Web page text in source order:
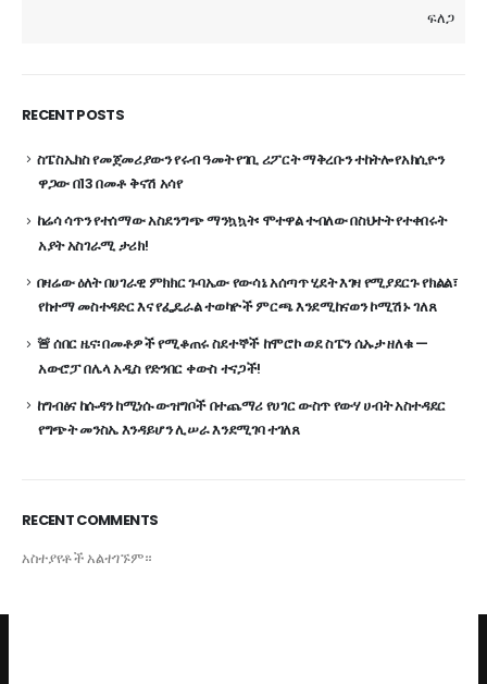
ፍለጋ
RECENT POSTS
ስፔስኤክስ የመጀመሪያውን የሩብ ዓመት የገቢ ሪፖርት ማቅረቡን ተከትሎ የአክሲዮን
ዋጋው በ13 በመቶ ቅናሽ አሳየ
ከሬሳ ሳጥን የተሰማው አስደንግጭ ማንኳኳት፡ ሞተዋል ተብለው በስህተት የተቀበሩት
አያት አስገራሚ ታሪክ!
በዛሬው ዕለት በሀገራዊ ምክክር ጉባኤው የውሳኔ አሰጣጥ ሂደት እገዛ የሚያደርጉ የክልል፣
የከተማ መስተዳድር እና የፌዴራል ተወካዮች ምርጫ እንደሚከናወን ኮሚሽኑ ገለጸ
🚨 ሰበር ዜና፡ በመቶዎች የሚቆጠሩ ስደተኞች ከሞሮኮ ወደ ስፔን ሴኡታ ዘለቁ —
አውሮፓ በሌላ አዲስ የድንበር ቀውስ ተናጋች!
ከግብፅና ከሱዳን ከሚነሱ ውዝግቦች በተጨማሪ የሀገር ውስጥ የውሃ ሀብት አስተዳደር
የግጭት መንስኤ እንዳይሆን ሊሠራ እንደሚገባ ተገለጸ
RECENT COMMENTS
አስተያየቶች አልተገኙም።